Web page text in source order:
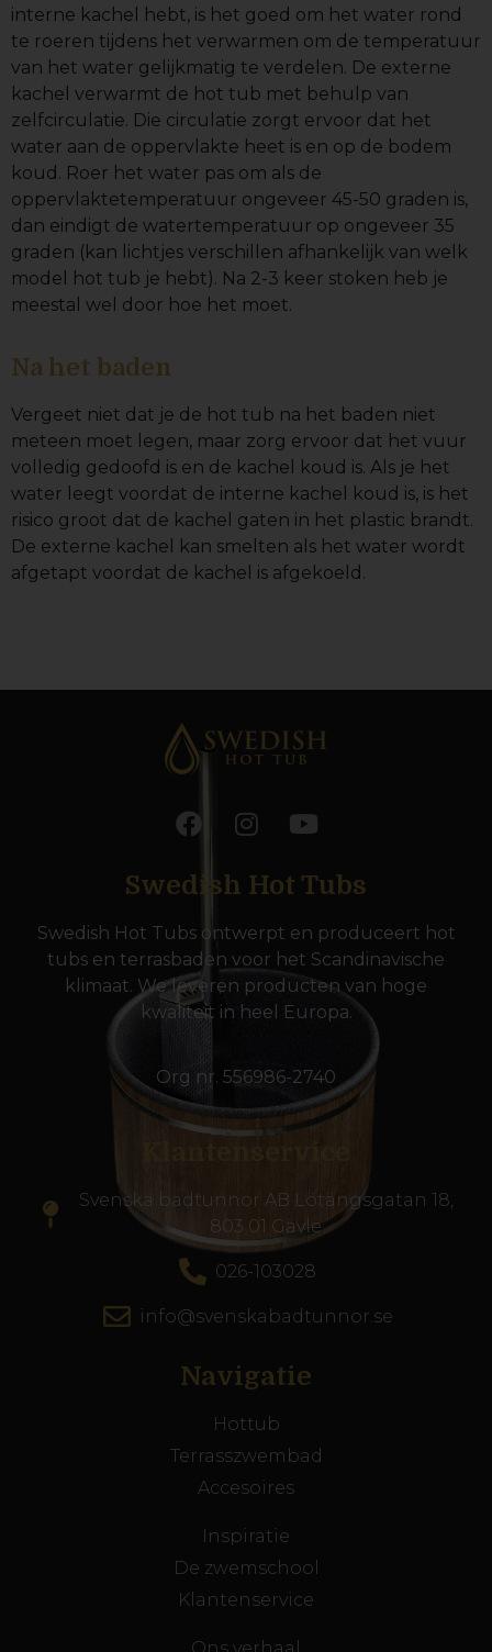
interne kachel hebt, is het goed om het water rond
te roeren tijdens het verwarmen om de temperatuur
van het water gelijkmatig te verdelen. De externe
kachel verwarmt de hot tub met behulp van
zelfcirculatie. Die circulatie zorgt ervoor dat het
water aan de oppervlakte heet is en op de bodem
koud. Roer het water pas om als de
oppervlaktetemperatuur ongeveer 45-50 graden is,
dan eindigt de watertemperatuur op ongeveer 35
graden (kan lichtjes verschillen afhankelijk van welk
model hot tub je hebt). Na 2-3 keer stoken heb je
meestal wel door hoe het moet.
Na het baden
Vergeet niet dat je de hot tub na het baden niet
meteen moet legen, maar zorg ervoor dat het vuur
volledig gedoofd is en de kachel koud is. Als je het
water leegt voordat de interne kachel koud is, is het
risico groot dat de kachel gaten in het plastic brandt.
De externe kachel kan smelten als het water wordt
afgetapt voordat de kachel is afgekoeld.
Swedish Hot Tubs
Swedish Hot Tubs ontwerpt en produceert hot
tubs en terrasbaden voor het Scandinavische
klimaat. We leveren producten van hoge
kwaliteit in heel Europa.
Org nr. 556986-2740
Svenska badtunnor AB Lötängsgatan 18,
803 01 Gävle
026-103028
info@svenskabadtunnor.se
Navigatie
Hottub
Terrasszwembad
Accesoires
Inspiratie
De zwemschool
Klantenservice